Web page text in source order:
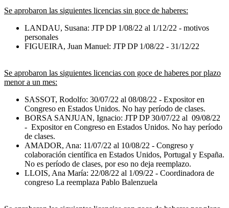
Se aprobaron las siguientes licencias sin goce de haberes:
LANDAU, Susana: JTP DP 1/08/22 al 1/12/22 - motivos
personales
FIGUEIRA, Juan Manuel: JTP DP 1/08/22 - 31/12/22
Se aprobaron las siguientes licencias con goce de haberes por plazo
menor a un mes:
SASSOT, Rodolfo: 30/07/22 al 08/08/22 - Expositor en
Congreso en Estados Unidos. No hay período de clases.
BORSA SANJUAN, Ignacio: JTP DP 30/07/22 al 09/08/22
- Expositor en Congreso en Estados Unidos. No hay período
de clases.
AMADOR, Ana: 11/07/22 al 10/08/22 - Congreso y
colaboración científica en Estados Unidos, Portugal y España.
No es período de clases, por eso no deja reemplazo.
LLOIS, Ana María: 22/08/22 al 1/09/22 - Coordinadora de
congreso La reemplaza Pablo Balenzuela